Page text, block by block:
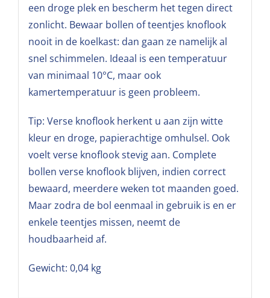
een droge plek en bescherm het tegen direct
zonlicht. Bewaar bollen of teentjes knoflook
nooit in de koelkast: dan gaan ze namelijk al
snel schimmelen. Ideaal is een temperatuur
van minimaal 10°C, maar ook
kamertemperatuur is geen probleem.
Tip: Verse knoflook herkent u aan zijn witte
kleur en droge, papierachtige omhulsel. Ook
voelt verse knoflook stevig aan. Complete
bollen verse knoflook blijven, indien correct
bewaard, meerdere weken tot maanden goed.
Maar zodra de bol eenmaal in gebruik is en er
enkele teentjes missen, neemt de
houdbaarheid af.
Gewicht: 0,04 kg